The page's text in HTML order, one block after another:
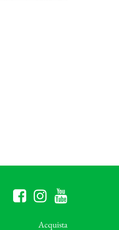
Acquista